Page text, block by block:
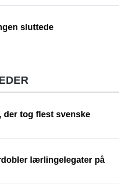
sluttede
der tog flest svenske
lærlingelegater på